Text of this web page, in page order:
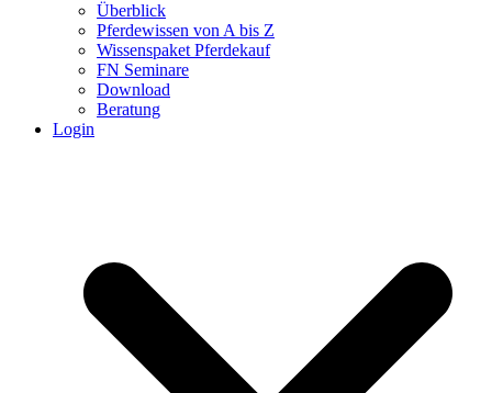
Überblick
Pferdewissen von A bis Z
Wissenspaket Pferdekauf
FN Seminare
Download
Beratung
Login